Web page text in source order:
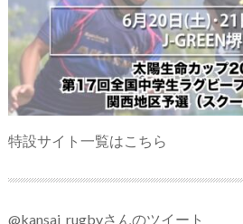
特設サイト一覧はこちら
@kansai_rugbyさんのツイート